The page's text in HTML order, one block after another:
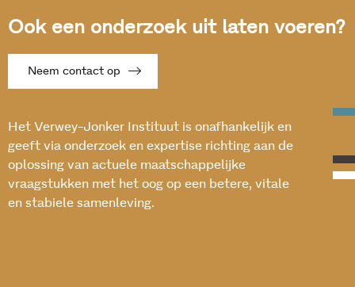
Ook een onderzoek uit laten voeren?
Neem contact op
Het Verwey-Jonker Instituut is onafhankelijk en
geeft via onderzoek en expertise richting aan de
oplossing van actuele maatschappelijke
vraagstukken met het oog op een betere, vitale
en stabiele samenleving.